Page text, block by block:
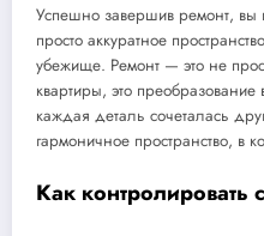
Успешно завершив ремонт, вы
просто аккуратное
убежище. Ремонт — это не
квартиры, это
каждая деталь сочеталась
гармоничное пространство, в
Как контролировать